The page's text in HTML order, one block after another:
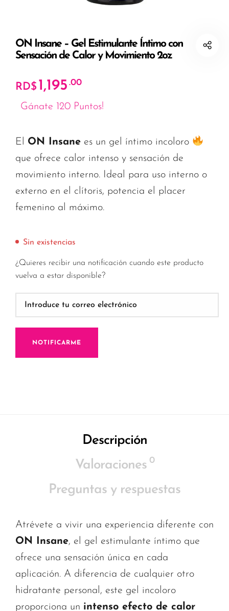
ON Insane – Gel Estimulante Íntimo con
Sensación de Calor y Movimiento 2oz
RD$ 1,195 .00
Gánate 120 Puntos!
El ON Insane es un gel íntimo incoloro
que ofrece calor intenso y sensación de
movimiento interno. Ideal para uso interno o
externo en el clítoris, potencia el placer
femenino al máximo.
Sin existencias
¿Quieres recibir una notificación cuando este producto
vuelva a estar disponible?
NOTIFICARME
Descripción
Valoraciones 0
Preguntas y respuestas
Atrévete a vivir una experiencia diferente con
ON Insane, el gel estimulante íntimo que
ofrece una sensación única en cada
aplicación. A diferencia de cualquier otro
hidratante personal, este gel incoloro
proporciona un intenso efecto de calor